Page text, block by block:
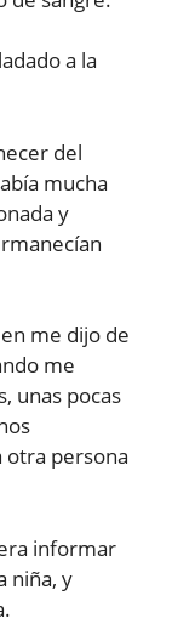
a la
del
mucha
y
me dijo de
me
unas pocas
otra persona
informar
niña, y